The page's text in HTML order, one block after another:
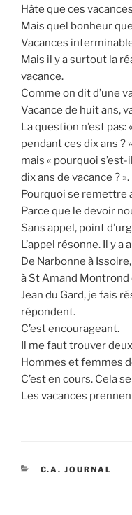
Hâte que ces
Mais quel bonheur
Vacances
Mais il y a surtout la
vacance.
Comme on dit d’une
Vacance de huit ans,
La question n’est
pendant ces dix ans ?
mais « pourquoi
dix ans de vacance ?
Pourquoi se remettre
Parce que le devoir
Sans appel, point
L’appel résonne. Il y a
De Narbonne à
à St Amand
Jean du Gard, je fais
répondent.
C’est encourageant.
Il me faut trouver
Hommes et femmes
C’est en cours. Cela
Les vacances
CATÉGORIES
C.A. JOURNAL